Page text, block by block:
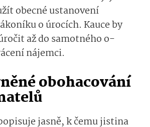
obecné ustanovení
o úrocích. Kauce by
až dosamotného o­
nájemci.
obohacování
jasně, k čemu jistina